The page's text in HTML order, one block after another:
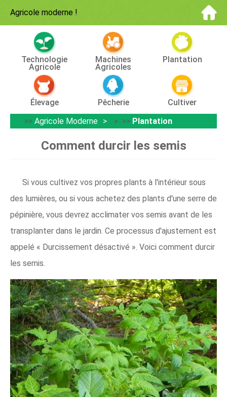
Agricole moderne !
Technologie
Agricole
Machines
Agricoles
Plantation
Élevage Pêcherie
Cultiver
>> Agricole Moderne > >> Plantation
Comment durcir les semis
Si vous cultivez vos propres plants à l'intérieur sous
des lumières, ou si vous achetez des plants d'une serre de
pépinière, vous devrez acclimater vos semis avant de les
transplanter dans le jardin. Ce processus d'ajustement est
appelé « Durcissement désactivé ». Voici comment durcir
les semis.